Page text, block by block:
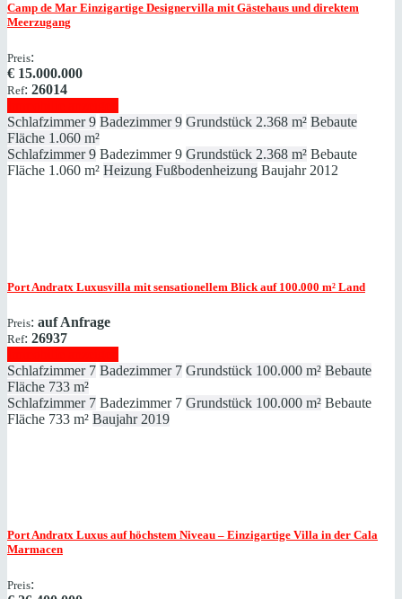
Camp de Mar Einzigartige Designervilla mit Gästehaus und direktem
Meerzugang
Preis:
€ 15.000.000
Ref: 26014
Schlafzimmer 9 Badezimmer 9 Grundstück 2.368 m² Bebaute
Fläche 1.060 m²
Schlafzimmer 9 Badezimmer 9 Grundstück 2.368 m² Bebaute
Fläche 1.060 m² Heizung Fußbodenheizung Baujahr 2012
Port Andratx Luxusvilla mit sensationellem Blick auf 100.000 m² Land
Preis: auf Anfrage
Ref: 26937
Schlafzimmer 7 Badezimmer 7 Grundstück 100.000 m² Bebaute
Fläche 733 m²
Schlafzimmer 7 Badezimmer 7 Grundstück 100.000 m² Bebaute
Fläche 733 m² Baujahr 2019
Port Andratx Luxus auf höchstem Niveau – Einzigartige Villa in der Cala
Marmacen
Preis: